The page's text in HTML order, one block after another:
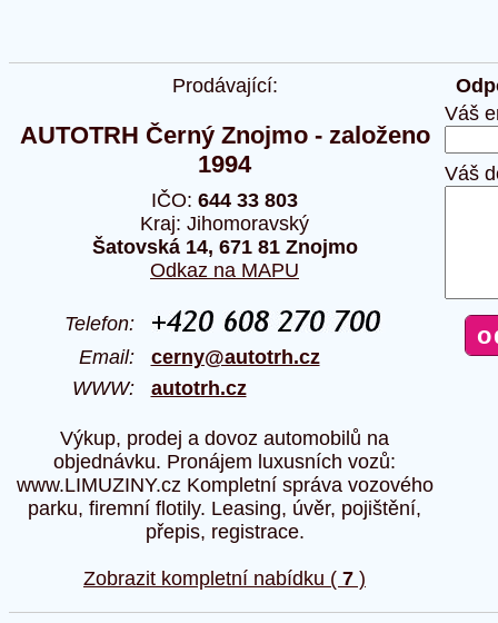
Prodávající:
AUTOTRH Černý Znojmo - založeno
1994
IČO: 644 33 803
Kraj: Jihomoravský
Šatovská 14, 671 81 Znojmo
Odkaz na MAPU
Telefon:
Email: cerny@autotrh.cz
WWW: autotrh.cz
Výkup, prodej a dovoz automobilů na
objednávku. Pronájem luxusních vozů:
www.LIMUZINY.cz Kompletní správa vozového
parku, firemní flotily. Leasing, úvěr, pojištění,
přepis, registrace.
Zobrazit kompletní nabídku ( 7 )
Váš
Váš